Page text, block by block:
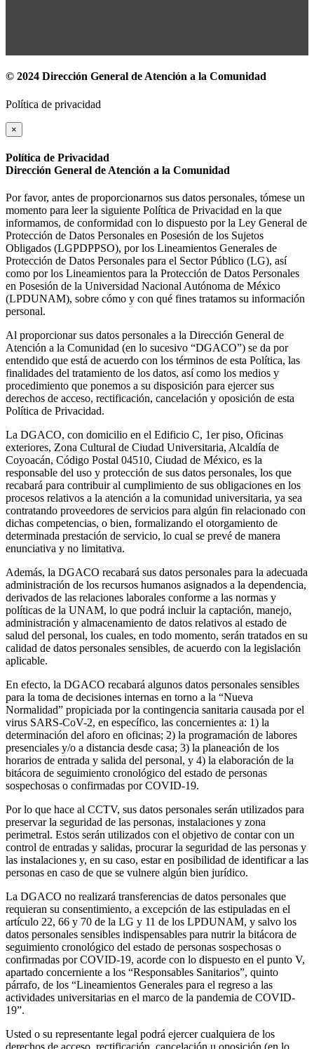
© 2024 Dirección General de Atención a la Comunidad
Política de privacidad
×
Política de Privacidad
Dirección General de Atención a la Comunidad
Por favor, antes de proporcionarnos sus datos personales, tómese un
momento para leer la siguiente Política de Privacidad en la que
informamos, de conformidad con lo dispuesto por la Ley General de
Protección de Datos Personales en Posesión de los Sujetos
Obligados (LGPDPPSO), por los Lineamientos Generales de
Protección de Datos Personales para el Sector Público (LG), así
como por los Lineamientos para la Protección de Datos Personales
en Posesión de la Universidad Nacional Autónoma de México
(LPDUNAM), sobre cómo y con qué fines tratamos su información
personal.
Al proporcionar sus datos personales a la Dirección General de
Atención a la Comunidad (en lo sucesivo “DGACO”) se da por
entendido que está de acuerdo con los términos de esta Política, las
finalidades del tratamiento de los datos, así como los medios y
procedimiento que ponemos a su disposición para ejercer sus
derechos de acceso, rectificación, cancelación y oposición de esta
Política de Privacidad.
La DGACO, con domicilio en el Edificio C, 1er piso, Oficinas
exteriores, Zona Cultural de Ciudad Universitaria, Alcaldía de
Coyoacán, Código Postal 04510, Ciudad de México, es la
responsable del uso y protección de sus datos personales, los que
recabará para contribuir al cumplimiento de sus obligaciones en los
procesos relativos a la atención a la comunidad universitaria, ya sea
contratando proveedores de servicios para algún fin relacionado con
dichas competencias, o bien, formalizando el otorgamiento de
determinada prestación de servicio, lo cual se prevé de manera
enunciativa y no limitativa.
Además, la DGACO recabará sus datos personales para la adecuada
administración de los recursos humanos asignados a la dependencia,
derivados de las relaciones laborales conforme a las normas y
políticas de la UNAM, lo que podrá incluir la captación, manejo,
administración y almacenamiento de datos relativos al estado de
salud del personal, los cuales, en todo momento, serán tratados en su
calidad de datos personales sensibles, de acuerdo con la legislación
aplicable.
En efecto, la DGACO recabará algunos datos personales sensibles
para la toma de decisiones internas en torno a la “Nueva
Normalidad” propiciada por la contingencia sanitaria causada por el
virus SARS-CoV-2, en específico, las concernientes a: 1) la
determinación del aforo en oficinas; 2) la programación de labores
presenciales y/o a distancia desde casa; 3) la planeación de los
horarios de entrada y salida del personal, y 4) la elaboración de la
bitácora de seguimiento cronológico del estado de personas
sospechosas o confirmadas por COVID-19.
Por lo que hace al CCTV, sus datos personales serán utilizados para
preservar la seguridad de las personas, instalaciones y zona
perimetral. Estos serán utilizados con el objetivo de contar con un
control de entradas y salidas, procurar la seguridad de las personas y
las instalaciones y, en su caso, estar en posibilidad de identificar a las
personas en caso de que se vulnere algún bien jurídico.
La DGACO no realizará transferencias de datos personales que
requieran su consentimiento, a excepción de las estipuladas en el
artículo 22, 66 y 70 de la LG y 11 de los LPDUNAM, y salvo los
datos personales sensibles indispensables para nutrir la bitácora de
seguimiento cronológico del estado de personas sospechosas o
confirmadas por COVID-19, acorde con lo dispuesto en el punto V,
apartado concerniente a los “Responsables Sanitarios”, quinto
párrafo, de los “Lineamientos Generales para el regreso a las
actividades universitarias en el marco de la pandemia de COVID-
19”.
Usted o su representante legal podrá ejercer cualquiera de los